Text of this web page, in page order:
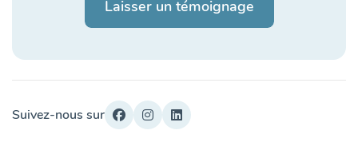
Laisser un témoignage
Suivez-nous sur